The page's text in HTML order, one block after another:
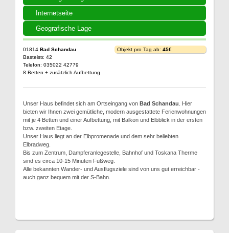
Internetseite
Geografische Lage
01814 Bad Schandau
Basteistr. 42
Telefon: 035022 42779
8 Betten + zusätzlich Aufbettung
Objekt pro Tag ab: 45€
Unser Haus befindet sich am Ortseingang von Bad Schandau . Hier
bieten wir Ihnen zwei gemütliche, modern ausgestattete Ferienwohnungen
mit je 4 Betten und einer Aufbettung, mit Balkon und Elbblick in der ersten
bzw. zweiten Etage.
Unser Haus liegt an der Elbpromenade und dem sehr beliebten
Elbradweg.
Bis zum Zentrum, Dampferanlegestelle, Bahnhof und Toskana Therme
sind es circa 10-15 Minuten Fußweg.
Alle bekannten Wander- und Ausflugsziele sind von uns gut erreichbar -
auch ganz bequem mit der S-Bahn.